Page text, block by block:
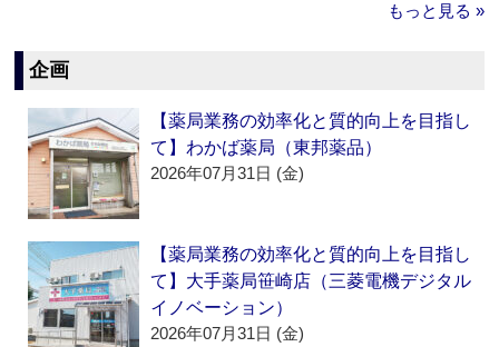
もっと見る »
企画
【薬局業務の効率化と質的向上を目指し
て】わかば薬局（東邦薬品）
2026年07月31日 (金)
【薬局業務の効率化と質的向上を目指し
て】大手薬局笹崎店（三菱電機デジタル
イノベーション）
2026年07月31日 (金)